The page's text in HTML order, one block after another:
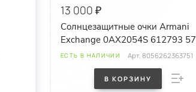
13 000 ₽
Солнцезащитные очки Armani
Exchange 0AX2054S 612793 57
ЕСТЬ В НАЛИЧИИ Арт.8056262363751
В КОРЗИНУ